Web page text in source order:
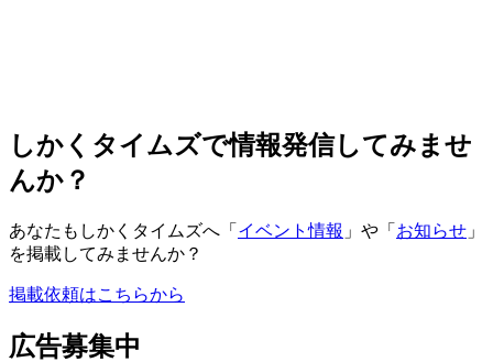
しかくタイムズで情報発信してみませ
んか？
あなたもしかくタイムズへ「 イベント情報 」や「 お知らせ 」
を掲載してみませんか？
掲載依頼はこちらから
広告募集中